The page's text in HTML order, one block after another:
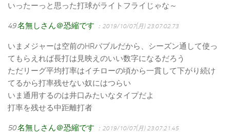
いったーっと思った打球がライトフライじゃな～
49名無しさん＠恐縮です ：2019/10/07(月) 23:07:02.73
いまメジャーは空前のHRバブルだから、シーズン通して使っ
てもらえれば長打は見映えのいい数字になるだろう
ただリーグ平均打率はイチローの頃から一貫して下がり続け
てるから打率残せない奴にはつらい
いま通用するのは井口みたいなタイプだよ
打率を残せる中距離打者
50名無しさん＠恐縮です ：2019/10/07(月) 23:07:21.45